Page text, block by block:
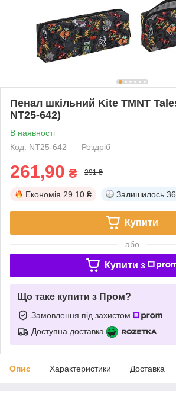
Пенал шкільний Kite TMNT
NT25-642)
В наявності
Код: NT25-642
Роздріб
261,90 ₴ 291 ₴
Економія 29.10 ₴ Залишилось
Купити
або
Купити з
Що таке купити з Пром?
Замовлення під захистом
Доступна доставка
Опис Характеристики Доставка